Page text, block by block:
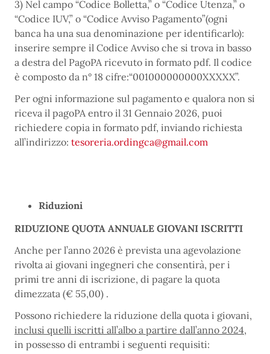
3) Nel campo “Codice Bolletta,” o “Codice Utenza,” o
“Codice IUV,” o “Codice Avviso Pagamento”(ogni
banca ha una sua denominazione per identificarlo):
inserire sempre il Codice Avviso che si trova in basso
a destra del PagoPA ricevuto in formato pdf. Il codice
è composto da n° 18 cifre:“001000000000XXXXX”.
Per ogni informazione sul pagamento e qualora non si
riceva il pagoPA entro il 31 Gennaio 2026, puoi
richiedere copia in formato pdf, inviando richiesta
all’indirizzo: tesoreria.ordingca@gmail.com
Riduzioni
RIDUZIONE QUOTA ANNUALE GIOVANI ISCRITTI
Anche per l’anno 2026 è prevista una agevolazione
rivolta ai giovani ingegneri che consentirà, per i
primi tre anni di iscrizione, di pagare la quota
dimezzata (€ 55,00) .
Possono richiedere la riduzione della quota i giovani,
inclusi quelli iscritti all’albo a partire dall’anno 2024,
in possesso di entrambi i seguenti requisiti: